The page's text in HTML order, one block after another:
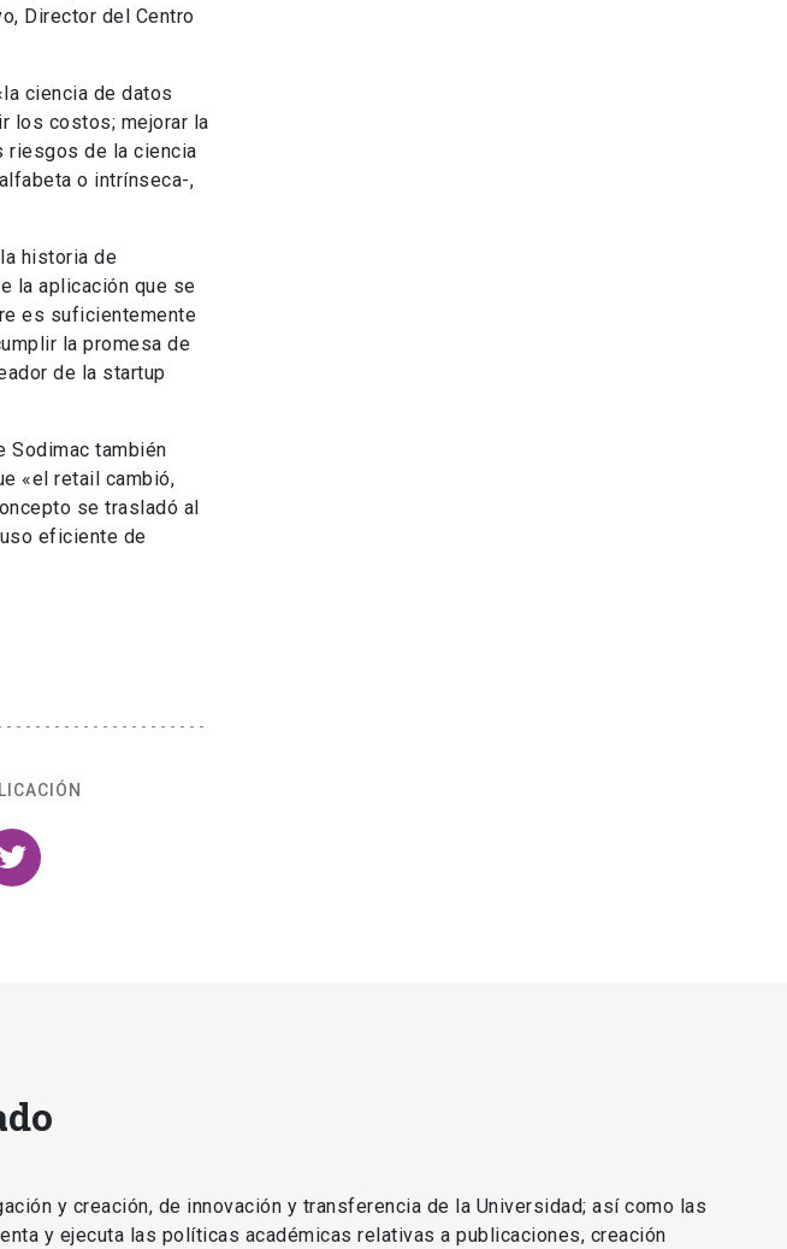
Director del Centro
ciencia de datos
los costos; mejorar la
riesgos de la ciencia
o intrínseca-,
historia de
la aplicación que se
es suficientemente
la promesa de
de la startup
Sodimac también
«el retail cambió,
se trasladó al
eficiente de
y creación, de innovación y transferencia de la Universidad; así como las
y ejecuta las políticas académicas relativas a publicaciones, creación